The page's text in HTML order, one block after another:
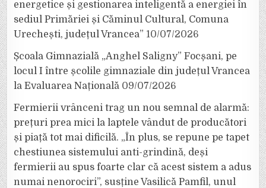
energetice și gestionarea inteligentă a energiei în
sediul Primăriei și Căminul Cultural, Comuna
Urechești, județul Vrancea” 10/07/2026
Școala Gimnazială „Anghel Saligny” Focșani, pe
locul I între școlile gimnaziale din județul Vrancea
la Evaluarea Națională 09/07/2026
Fermierii vrânceni trag un nou semnal de alarmă:
prețuri prea mici la laptele vândut de producători
și piață tot mai dificilă. „În plus, se repune pe tapet
chestiunea sistemului anti-grindină, deși
fermierii au spus foarte clar că acest sistem a adus
numai nenorociri”, susține Vasilică Pamfil, unul